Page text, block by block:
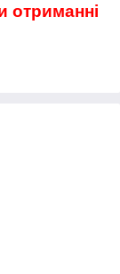
отриманні